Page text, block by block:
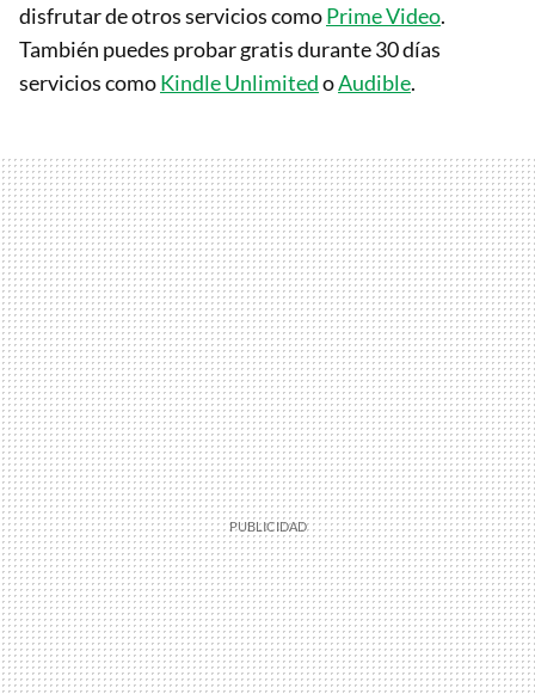
disfrutar de otros servicios comoPrime Video.
También puedes probar gratis durante 30 días
servicios comoKindle UnlimitedoAudible.